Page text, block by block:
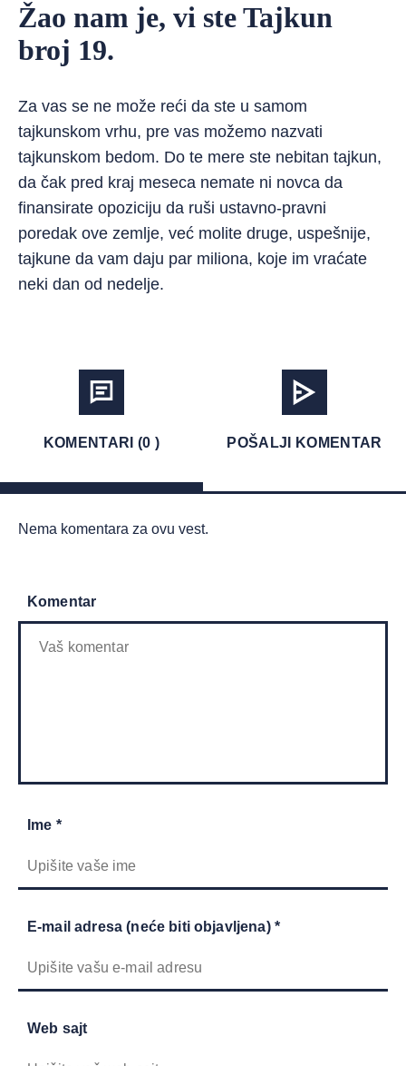
Žao nam je, vi ste Tajkun
broj 19.
Za vas se ne može reći da ste u samom
tajkunskom vrhu, pre vas možemo nazvati
tajkunskom bedom. Do te mere ste nebitan tajkun,
da čak pred kraj meseca nemate ni novca da
finansirate opoziciju da ruši ustavno-pravni
poredak ove zemlje, već molite druge, uspešnije,
tajkune da vam daju par miliona, koje im vraćate
neki dan od nedelje.
KOMENTARI (0 ) POŠALJI KOMENTAR
Nema komentara za ovu vest.
Komentar
Ime *
E-mail adresa (neće biti objavljena) *
Web sajt